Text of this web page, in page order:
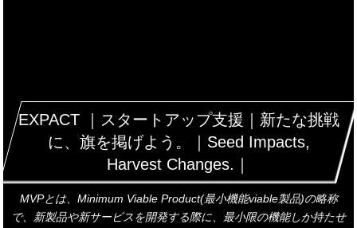
EXPACT ｜スタートアップ支援｜新たな挑戦
に、旗を掲げよう。｜Seed Impacts,
Harvest Changes.｜
MVPとは、Minimum Viable Product(最小機能viable製品)の略称
で、新製品や新サービスを開発する際に、最小限の機能しか持たせ